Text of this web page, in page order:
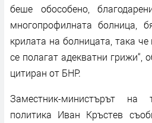
беше обособено,
многопрофилната болница,
крилата на болницата, така
се полагат адекватни грижи“,
цитиран от БНР.
Заместник-министърът на
политика Иван Кръстев